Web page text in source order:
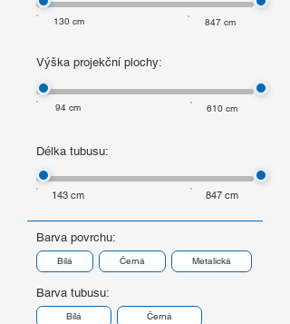
130 cm 847 cm
Výška projekční plochy:
94 cm 610 cm
Délka tubusu:
143 cm 847 cm
Barva povrchu:
Bílá Černá Metalická
Barva tubusu:
Bílá Černá